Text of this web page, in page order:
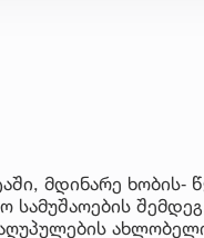
მდინარე ხობის‐
სამუშაოების